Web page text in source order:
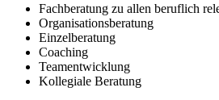
Fachberatung zu allen beruflich
Organisationsberatung
Einzelberatung
Coaching
Teamentwicklung
Kollegiale Beratung